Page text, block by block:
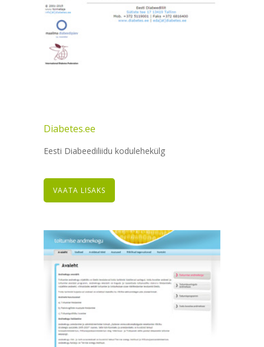
Diabetes.ee
Eesti Diabeediliidu kodulehekülg
VAATA LISAKS